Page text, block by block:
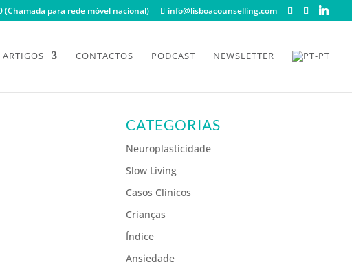
(Chamada para rede móvel nacional) info@lisboacounselling.com
ARTIGOS CONTACTOS PODCAST NEWSLETTER
CATEGORIAS
Neuroplasticidade
Slow Living
Casos Clínicos
Crianças
Índice
Ansiedade